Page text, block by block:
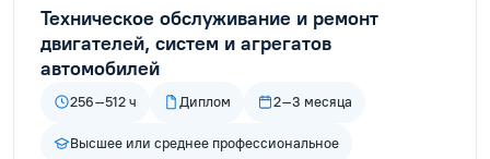
Техническое обслуживание и ремонт
двигателей, систем и агрегатов
автомобилей
256–512 ч Диплом 2–3 месяца
Высшее или среднее профессиональное